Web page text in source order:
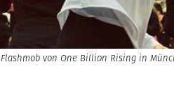
Flashmob von One Billion Rising in